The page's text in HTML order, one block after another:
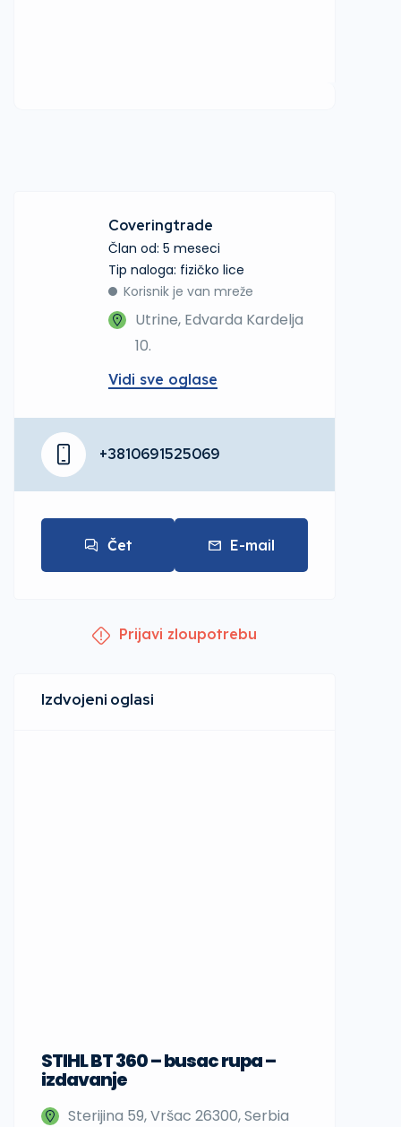
Coveringtrade
Član od: 5 meseci
tip naloga: fizičko lice
Korisnik je van mreže
Utrine, Edvarda Kardelja
10.
Vidi sve oglase
+3810691525069
Čet E-mail
Prijavi zloupotrebu
STIHL BT 360 – busac rupa –
izdavanje
Sterijina 59, Vršac 26300, Serbia